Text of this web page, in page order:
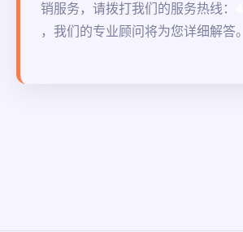
销服务，请拨打我们的服务热线：
，我们的专业顾问将为您详细解答。